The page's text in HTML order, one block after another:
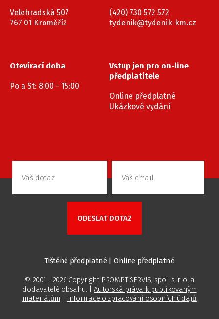
Velehradská 507
767 01 Kroměříž
(420) 730 572 572
tydenik@tydenik-km.cz
Otevírací doba
Po a St: 8:00 - 15:00
Vstup jen pro on-line
předplatitele
Online předplatné
Ukázkové vydání
Tištěné předplatné Online předplatné
© 2001 - 2026 Copyright PROMPT SERVIS, spol. s. r. o. a
dodavatelé obsahu. |Autorská práva k publikovaným
materiálům
Informace o zpracování osobních údajů